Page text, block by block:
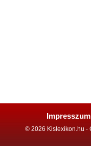
Impresszum
© 2026 Kislexikon.hu -